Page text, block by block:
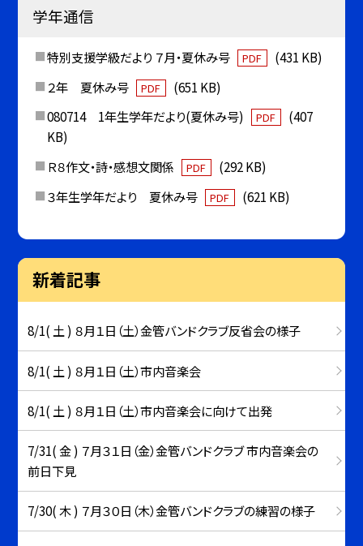
学年通信
特別支援学級だより ７月・夏休み号 PDF
(431 KB)
２年 夏休み号
PDF
(651 KB)
080714 1年生学年だより(夏休み号)
PDF
(407
KB)
Ｒ８作文・詩・感想文関係
PDF
(292 KB)
３年生学年だより 夏休み号
PDF (621 KB)
新着記事
8/1( 土 ) ８月１日（土）金管バンドクラブ反省会の様子
8/1( 土 ) ８月１日（土）市内音楽会
8/1( 土 ) ８月１日（土）市内音楽会に向けて出発
7/31( 金 ) ７月３１日（金）金管バンドクラブ 市内音楽会の
前日下見
7/30( 木 ) ７月３０日（木）金管バンドクラブの練習の様子